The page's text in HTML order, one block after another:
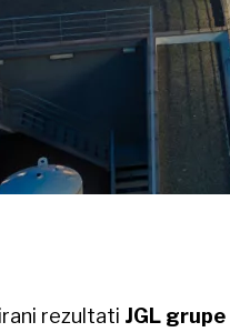
rezultati JGL grupe